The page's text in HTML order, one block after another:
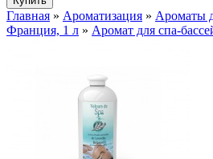
Главная » Ароматизация » Ароматы
Франция, 1 л » Аромат для спа-